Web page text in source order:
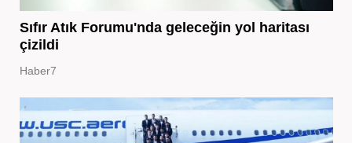
Sıfır Atık Forumu'nda geleceğin yol haritası
çizildi
Haber7